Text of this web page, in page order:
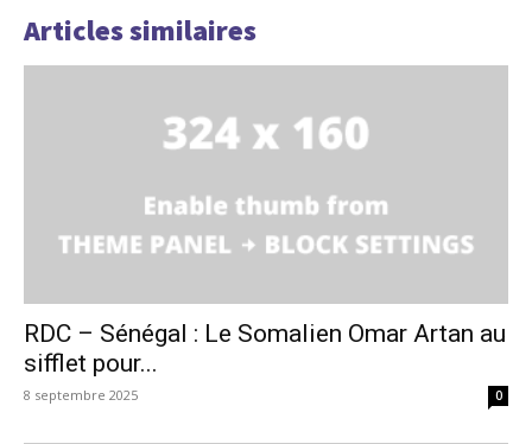
Articles similaires
RDC – Sénégal : Le Somalien Omar Artan au
sifflet pour...
8 septembre 2025 0